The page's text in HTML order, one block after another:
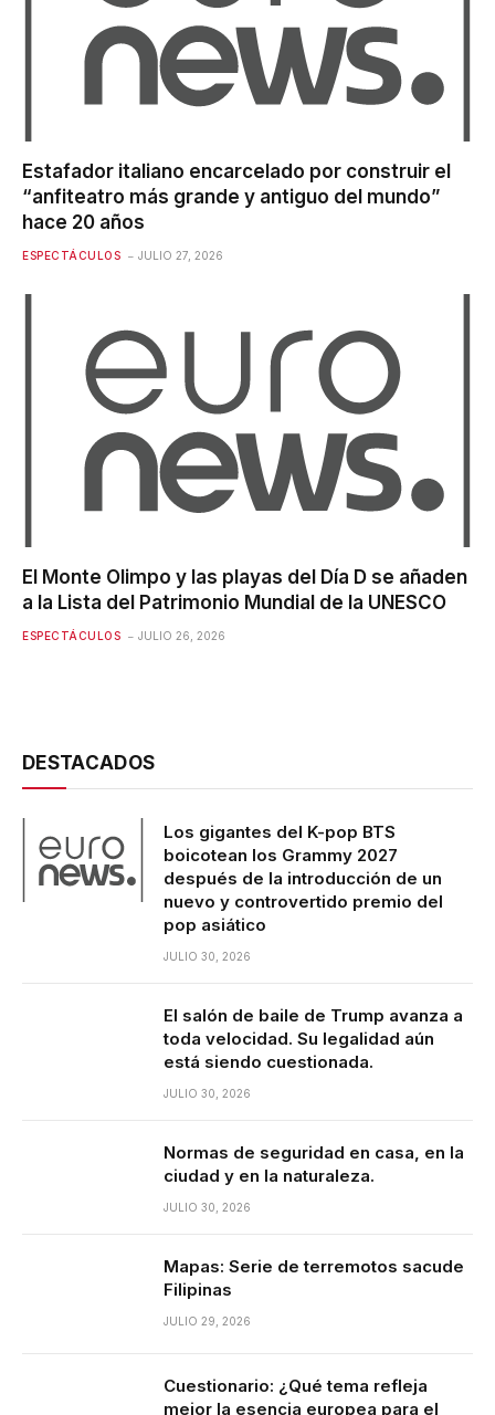
Estafador italiano encarcelado por construir el
“anfiteatro más grande y antiguo del mundo”
hace 20 años
ESPECTÁCULOS JULIO 27, 2026
El Monte Olimpo y las playas del Día D se añaden
a la Lista del Patrimonio Mundial de la UNESCO
ESPECTÁCULOS JULIO 26, 2026
DESTACADOS
Los gigantes del K-pop BTS
boicotean los Grammy 2027
después de la introducción de un
nuevo y controvertido premio del
pop asiático
JULIO 30, 2026
El salón de baile de Trump avanza a
toda velocidad. Su legalidad aún
está siendo cuestionada.
JULIO 30, 2026
Normas de seguridad en casa, en la
ciudad y en la naturaleza.
JULIO 30, 2026
Mapas: Serie de terremotos sacude
Filipinas
JULIO 29, 2026
Cuestionario: ¿Qué tema refleja
mejor la esencia europea para el